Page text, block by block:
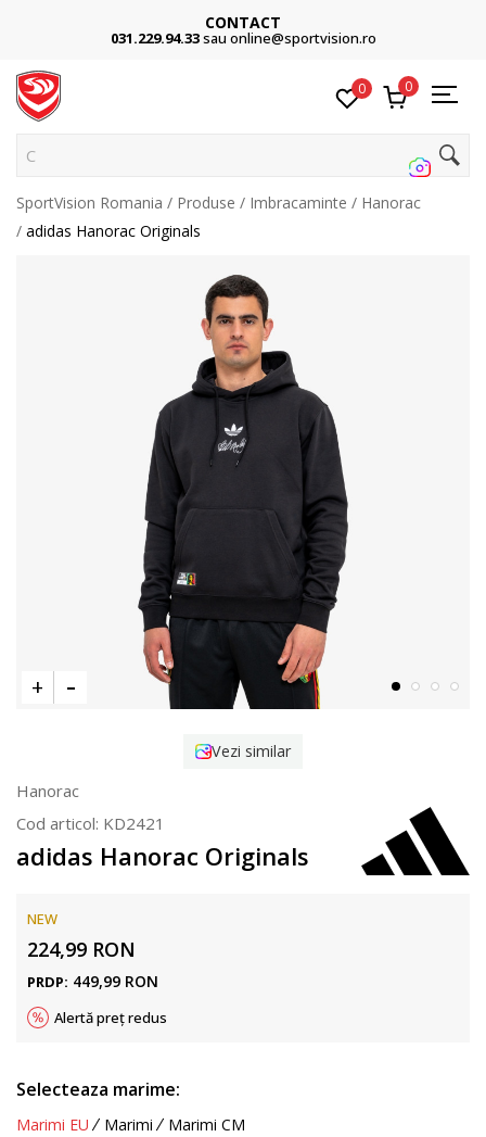
CONTACT
031.229.94.33sau online@sportvision.ro
0 0
Cauta
SportVision Romania Produse Imbracaminte
Hanorac
adidas Hanorac Originals
Vezi similar
Hanorac
Cod articol: KD2421
adidas Hanorac Originals
NEW
224,99 RON
PRDP: 449,99 RON
Alertă preț redus
Selecteaza marime:
Marimi EU Marimi Marimi CM